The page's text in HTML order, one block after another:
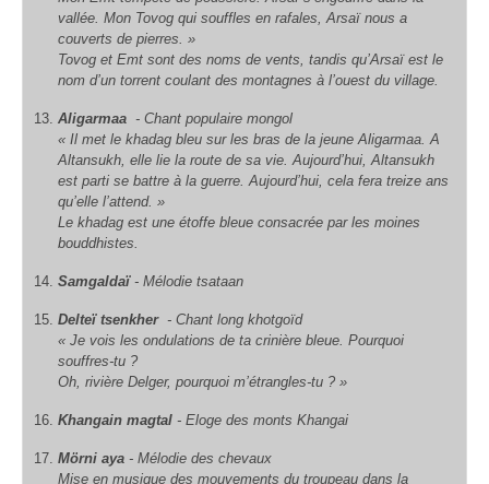
vallée. Mon Tovog qui souffles en rafales, Arsaï nous a
couverts de pierres. »
Tovog et Emt sont des noms de vents, tandis qu’Arsaï est le
nom d’un torrent coulant des montagnes à l’ouest du village.
Aligarmaa - Chant populaire mongol
« Il met le khadag bleu sur les bras de la jeune Aligarmaa. A
Altansukh, elle lie la route de sa vie. Aujourd’hui, Altansukh
est parti se battre à la guerre. Aujourd’hui, cela fera treize ans
qu’elle l’attend. »
Le khadag est une étoffe bleue consacrée par les moines
bouddhistes.
Samgaldaï- Mélodie tsataan
Delteï tsenkher- Chant long khotgoïd
« Je vois les ondulations de ta crinière bleue. Pourquoi
souffres-tu ?
Oh, rivière Delger, pourquoi m’étrangles-tu ? »
Khangain magtal - Eloge des monts Khangai
Mörni aya - Mélodie des chevaux
Mise en musique des mouvements du troupeau dans la